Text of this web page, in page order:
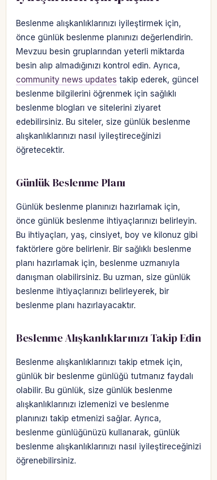
Beslenme alışkanlıklarınızı iyileştirmek için,
önce günlük beslenme planınızı değerlendirin.
Mevzuu besin gruplarından yeterli miktarda
besin alıp almadığınızı kontrol edin. Ayrıca,
community news updates takip ederek, güncel
beslenme bilgilerini öğrenmek için sağlıklı
beslenme blogları ve sitelerini ziyaret
edebilirsiniz. Bu siteler, size günlük beslenme
alışkanlıklarınızı nasıl iyileştireceğinizi
öğretecektir.
Günlük Beslenme Planı
Günlük beslenme planınızı hazırlamak için,
önce günlük beslenme ihtiyaçlarınızı belirleyin.
Bu ihtiyaçları, yaş, cinsiyet, boy ve kilonuz gibi
faktörlere göre belirlenir. Bir sağlıklı beslenme
planı hazırlamak için, beslenme uzmanıyla
danışman olabilirsiniz. Bu uzman, size günlük
beslenme ihtiyaçlarınızı belirleyerek, bir
beslenme planı hazırlayacaktır.
Beslenme Alışkanlıklarınızı Takip Edin
Beslenme alışkanlıklarınızı takip etmek için,
günlük bir beslenme günlüğü tutmanız faydalı
olabilir. Bu günlük, size günlük beslenme
alışkanlıklarınızı izlemenizi ve beslenme
planınızı takip etmenizi sağlar. Ayrıca,
beslenme günlüğünüzü kullanarak, günlük
beslenme alışkanlıklarınızı nasıl iyileştireceğinizi
öğrenebilirsiniz.